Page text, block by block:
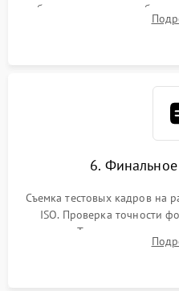
рабочего отрезка,
экспозамера с
6.
Съемка тестовых кадров на
ISO. Проверка точности
мишени. Тест записи на
вспышки, микрофона и